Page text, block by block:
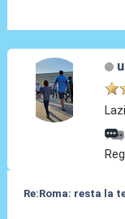
Re:Roma: resta la